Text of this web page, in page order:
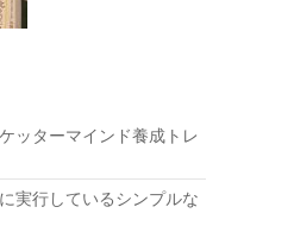
ッターマインド養成トレ
実行しているシンプルな